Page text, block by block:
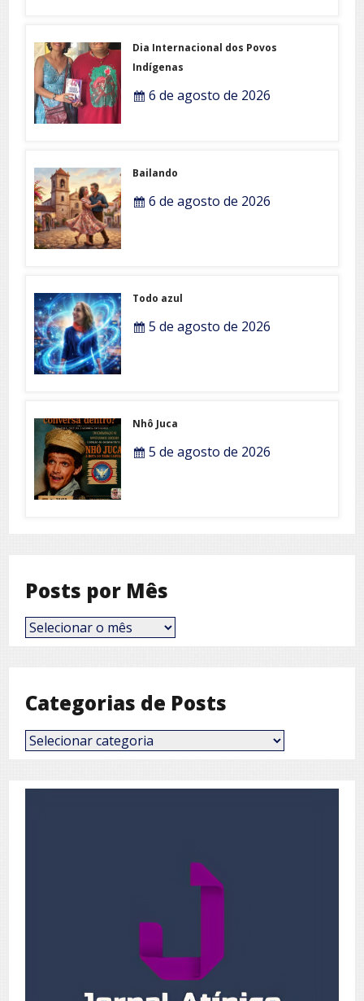
Dia Internacional dos Povos
Indígenas
6 de agosto de 2026
Bailando
6 de agosto de 2026
Todo azul
5 de agosto de 2026
Nhô Juca
5 de agosto de 2026
Posts por Mês
Posts
por
Categorias de Posts
Categorias
de